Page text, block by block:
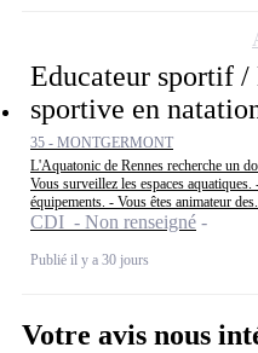
Educateur sportif /
sportive en
35 - MONTGERMONT
L'Aquatonic de Rennes recherche un
Vous surveillez les espaces
équipements. - Vous êtes animateur
CDI - Non renseigné
Publié il y a 30 jours
Votre avis nous